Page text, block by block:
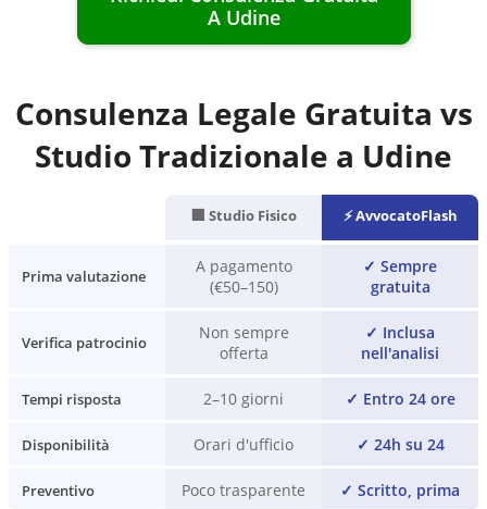
A Udine
Consulenza Legale Gratuita vs
Studio Tradizionale a Udine
🏢 Studio Fisico ⚡ AvvocatoFlash
Prima valutazione
A pagamento
(€50–150)
✓ Sempre
gratuita
Verifica patrocinio
Non sempre
offerta
✓ Inclusa
nell'analisi
Tempi risposta 2–10 giorni ✓ Entro 24 ore
Disponibilità Orari d'ufficio ✓ 24h su 24
Preventivo Poco trasparente ✓ Scritto, prima